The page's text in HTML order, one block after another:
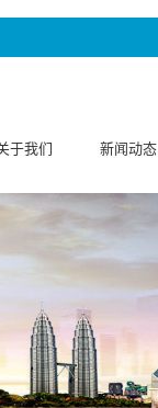
于我们 新闻动态